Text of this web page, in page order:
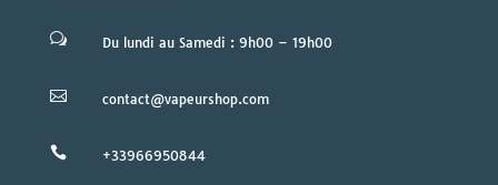
w Du lundi au Samedi : 9h00 – 19h00
 contact@vapeurshop.com
 +33966950844